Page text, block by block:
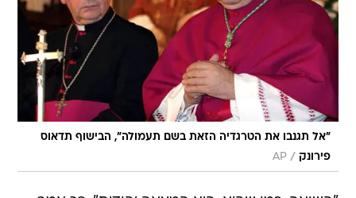
"אל תגנבו את הטרגדיה הזאת בשם תעמולה", הבישוף תדאוס
פירונק /
AP